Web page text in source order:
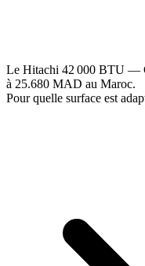
Le Hitachi 42 000 BTU —
à 25.680 MAD au Maroc.
Pour quelle surface est